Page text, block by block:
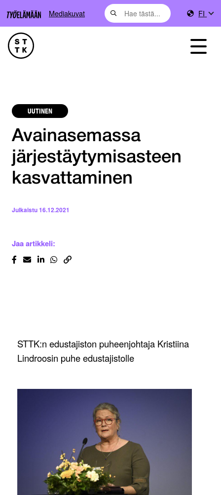
Mediakuvat FI
UUTINEN
Avainasemassa
järjestäytymisasteen
kasvattaminen
Julkaistu16.12.2021
Jaa artikkeli:
STTK:n edustajiston puheenjohtaja Kristiina
Lindroosin puhe edustajistolle